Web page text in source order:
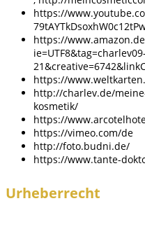
https://
https://
ie=UTF8&tag=charlev09-
https://
http://charlev.de/
kosmetik/
https://
https://vimeo.com/de
http://foto.budni.de/
https://www.tante-
Urheberrecht